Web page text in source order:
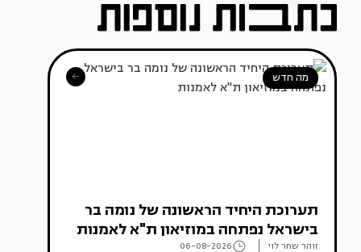
מה חדש
תערוכת היחיד הראשונה של נומה בר
בישראל נפתחה במוזיאון ת"א לאמנות
זוהר שחר לוי 06-08-2026